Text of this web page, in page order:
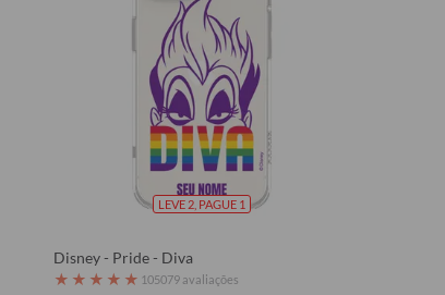
LEVE 2, PAGUE 1
Disney - Pride - Diva
★ ★ ★ ★ ★ 105079 avaliações